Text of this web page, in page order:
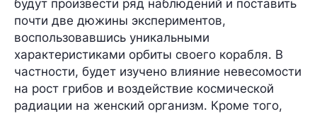
будут произвести ряд наблюдений и поставить
почти две дюжины экспериментов,
воспользовавшись уникальными
характеристиками орбиты своего корабля. В
частности, будет изучено влияние невесомости
на рост грибов и воздействие космической
радиации на женский организм. Кроме того,